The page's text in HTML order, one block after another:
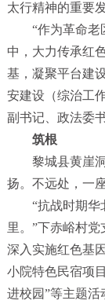
太行精神的重要
“作为革命老
中，大力传承红
基，凝聚平台建
安建设（综治工
副书记、政法委
筑根
黎城县黄崖洞
扬。不远处，一
“抗战时期华
里。 ”下赤峪村党
深入实施红色基
小院特色民宿项
进校园”等主题活